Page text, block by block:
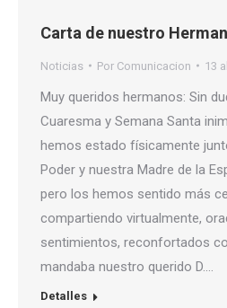
Carta de nuestro
Noticias Por Comunicacion 13
Muy queridos hermanos: Sin
Cuaresma y Semana Santa
hemos estado físicamente
Poder y nuestra Madre de la
pero los hemos sentido más
compartiendo virtualmente,
sentimientos, reconfortados
mandaba nuestro querido D.…
Detalles